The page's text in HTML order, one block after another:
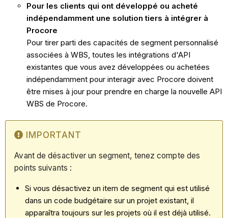
Pour les clients qui ont développé ou acheté
indépendamment une solution tiers à intégrer à
Procore
Pour tirer parti des capacités de segment personnalisé
associées à WBS, toutes les intégrations d'API
existantes que vous avez développées ou achetées
indépendamment pour interagir avec Procore doivent
être mises à jour pour prendre en charge la nouvelle API
WBS de Procore.
IMPORTANT
Avant de désactiver un segment, tenez compte des
points suivants :
Si vous désactivez un item de segment qui est utilisé
dans un code budgétaire sur un projet existant, il
apparaîtra toujours sur les projets où il est déjà utilisé.